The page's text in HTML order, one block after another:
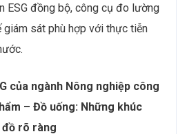
ESG đồng bộ, công cụ đo lường
giám sát phù hợp với thực tiễn
của ngành Nông nghiệp công
– Đồ uống: Những khúc
đồ rõ ràng